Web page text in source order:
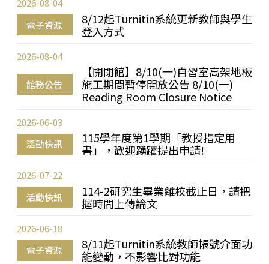
電子資源
8/12起Turnitin系統更新教師與學生
登入方式
2026-08-04
館務公告
【開閉館】8/10(一)自習室高架地板
施工期間暫停開放公告 8/10(一)
Reading Room Closure Notice
2026-08-04
活動快訊
115學年度第1學期「教授指定用
書」，歡迎踴躍提出申請!
2026-06-03
活動快訊
114-2研究生畢業離校截止日，請把
握時間上傳論文
2026-07-22
電子資源
8/11起Turnitin系統教師帳號介面功
能變動，不影響比對功能
2026-06-18